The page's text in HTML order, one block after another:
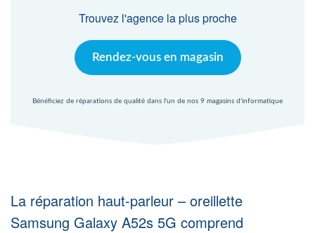
Trouvez l'agence la plus proche
Rendez-vous en magasin
Bénéficiez de réparations de qualité dans l'un de nos 9 magasins d'informatique
La réparation haut-parleur – oreillette
Samsung Galaxy A52s 5G comprend